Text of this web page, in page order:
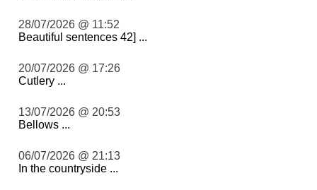
28/07/2026 @ 11:52
Beautiful sentences 42] ...
20/07/2026 @ 17:26
Cutlery ...
13/07/2026 @ 20:53
Bellows ...
06/07/2026 @ 21:13
In the countryside ...